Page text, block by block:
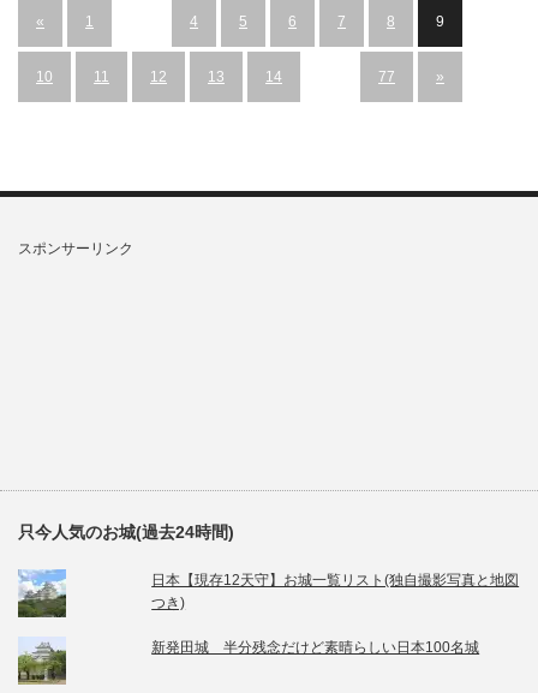
« 1 4 5 6 7 8 9
10 11 12 13 14 77 »
スポンサーリンク
只今人気のお城(過去24時間)
日本【現存12天守】お城一覧リスト(独自撮影写真と地図
つき)
新発田城 半分残念だけど素晴らしい日本100名城